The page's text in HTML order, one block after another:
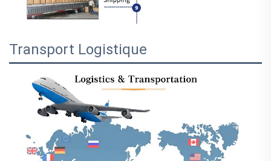
Transport Logistique